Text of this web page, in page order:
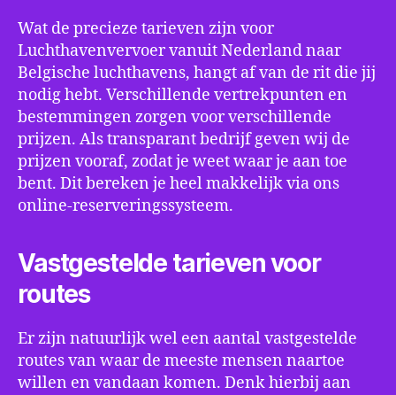
Wat de precieze tarieven zijn voor
Luchthavenvervoer vanuit Nederland naar
Belgische luchthavens, hangt af van de rit die jij
nodig hebt. Verschillende vertrekpunten en
bestemmingen zorgen voor verschillende
prijzen. Als transparant bedrijf geven wij de
prijzen vooraf, zodat je weet waar je aan toe
bent. Dit bereken je heel makkelijk via ons
online-reserveringssysteem.
Vastgestelde tarieven voor
routes
Er zijn natuurlijk wel een aantal vastgestelde
routes van waar de meeste mensen naartoe
willen en vandaan komen. Denk hierbij aan